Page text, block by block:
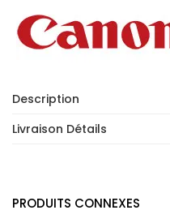
Description
Livraison Détails
PRODUITS CONNEXES